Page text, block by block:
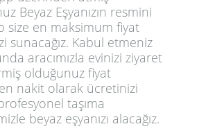
Beyaz Eşyanızın resmini
size en maksimum fiyat
sunacağız. Kabul etmeniz
aracımızla evinizi ziyaret
olduğunuz fiyat
nakit olarak ücretinizi
taşıma
beyaz eşyanızı alacağız.